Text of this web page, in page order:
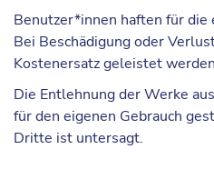
Benutzer*innen haften für
Bei Beschädigung oder
Kostenersatz geleistet
Die Entlehnung der Werke
für den eigenen Gebrauch
Dritte ist untersagt.